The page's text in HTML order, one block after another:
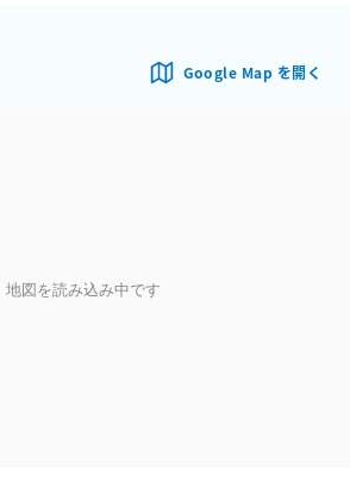
Google Map を開く
地図を読み込み中です